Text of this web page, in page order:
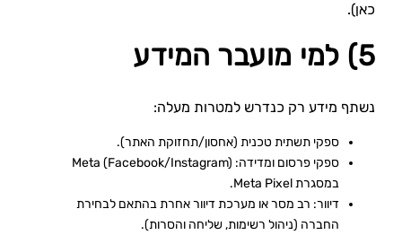
כאן).
5) למי מועבר המידע
נשתף מידע רק כנדרש למטרות מעלה:
ספקי תשתית טכנית (אחסון/תחזוקת האתר).
ספקי פרסום ומדידה: Meta (Facebook/Instagram)
במסגרת Meta Pixel.
דיוור: רב מסר או מערכת דיוור אחרת בהתאם לבחירת
החברה (ניהול רשימות, שליחה והסרות).